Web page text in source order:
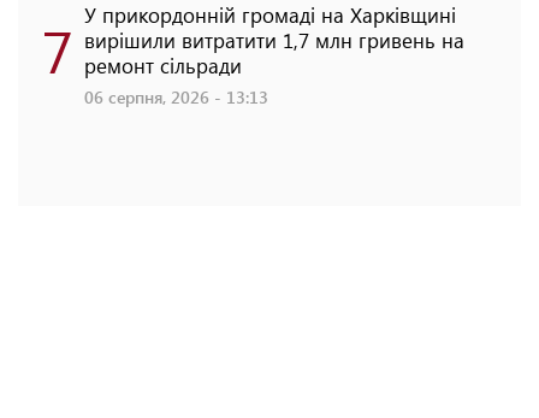
7 У прикордонній громаді на Харківщині
вирішили витратити 1,7 млн гривень на
ремонт сільради
06 серпня, 2026 - 13:13